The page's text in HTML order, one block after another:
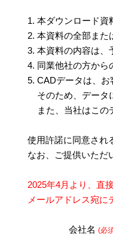
1. 本ダウンロード資
2. 本資料の全部また
3. 本資料の内容は、
4. 同業他社の方から
5. CADデータは、お
そのため、データ
また、当社はこの
使用許諾に同意され
なお、ご提供いただ
2025年4月より、直
メールアドレス宛に
会社名 (必